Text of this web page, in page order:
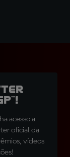
acesso a
oficial da
vídeos